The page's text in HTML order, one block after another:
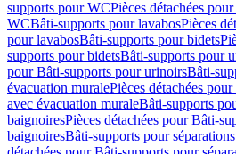
supports pour WCPièces détachées
WCBâti-supports pour lavabosPièces
pour lavabosBâti-supports pour bidets
supports pour bidetsBâti-supports pour
pour Bâti-supports pour urinoirsBâti-
évacuation muralePièces détachées
avec évacuation muraleBâti-supports
baignoiresPièces détachées pour Bâti-
baignoiresBâti-supports pour